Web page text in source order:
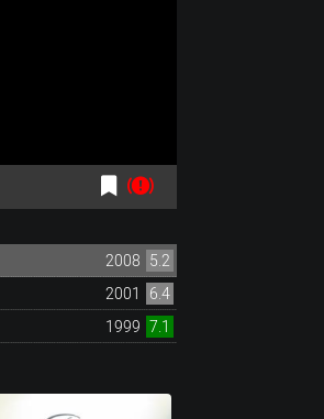
1999 7.1
2001 6.4
2008 5.2